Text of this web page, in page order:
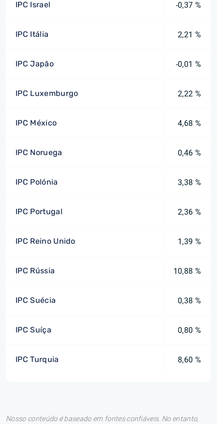
IPC Israel -0,37 %
IPC Itália 2,21 %
IPC Japão -0,01 %
IPC Luxemburgo 2,22 %
IPC México 4,68 %
IPC Noruega 0,46 %
IPC Polónia 3,38 %
IPC Portugal 2,36 %
IPC Reino Unido 1,39 %
IPC Rússia 10,88 %
IPC Suécia 0,38 %
IPC Suíça 0,80 %
IPC Turquia 8,60 %
Nosso conteúdo é baseado em fontes confiáveis. No entanto,